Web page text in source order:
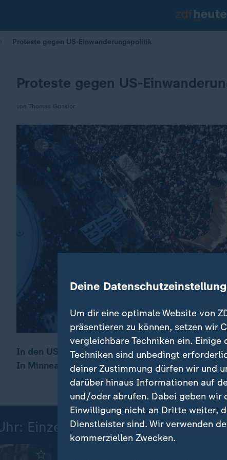
Proteste gegen US-Einwanderungspolitik
Proteste gegen US-
von Thomas Gonsior
00:17 01:43
In den USA wurde in vielen Städten gegen den
In Minneapolis trat Rockstar Bruce Springsteen
Einzelbeiträge
Deine
Um dir eine optimale Website von
präsentieren zu können, setzen wir
vergleichbare Techniken ein. Einige
Techniken sind unbedingt
deiner Zustimmung dürfen wir und
darüber hinaus Informationen auf
und/oder abrufen. Dabei geben wir
Einwilligung nicht an Dritte weiter,
Dienstleister sind. Wir verwenden
kommerziellen Zwecken.